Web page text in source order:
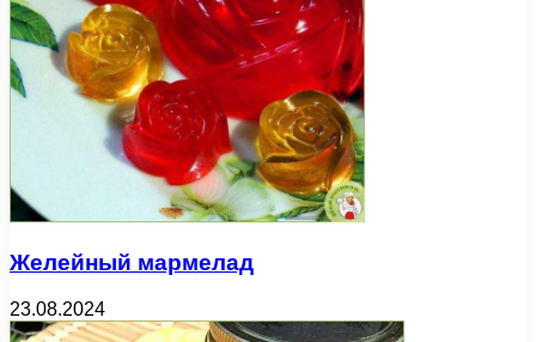
Желейный мармелад
23.08.2024